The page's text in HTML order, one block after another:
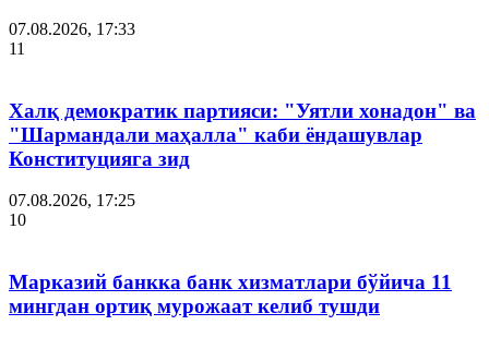
07.08.2026, 17:33
11
Халқ демократик партияси: "Уятли хонадон" ва
"Шармандали маҳалла" каби ёндашувлар
Конституцияга зид
07.08.2026, 17:25
10
Марказий банкка банк хизматлари бўйича 11
мингдан ортиқ мурожаат келиб тушди